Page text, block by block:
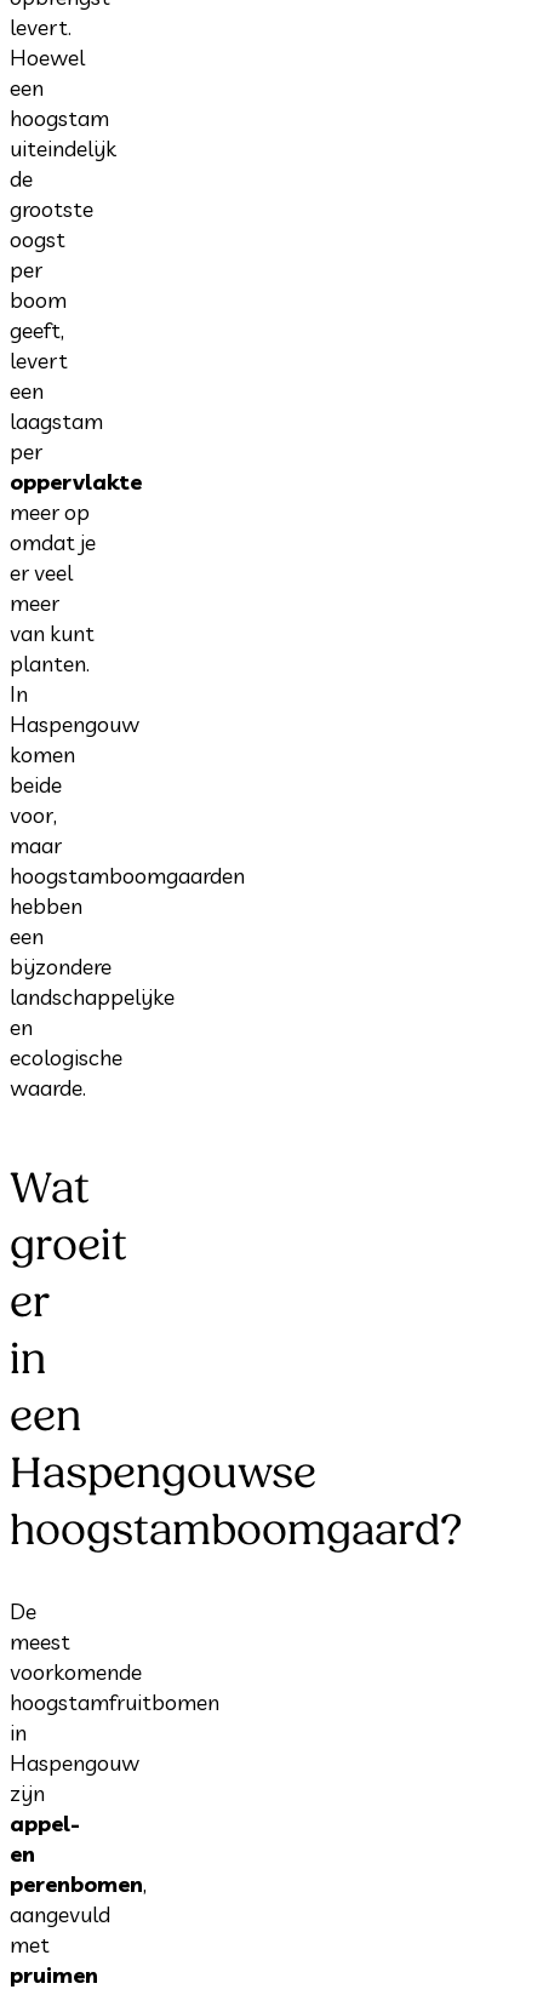
levert.
Hoewel
een
hoogstam
uiteindelijk
de
grootste
oogst
per
boom
geeft,
levert
een
laagstam
per
oppervlakte
meer op
omdat je
er veel
meer
van kunt
planten.
In
Haspengouw
komen
beide
voor,
maar
hoogstamboomgaarden
hebben
een
bijzondere
landschappelijke
en
ecologische
waarde.
Wat
groeit
er
in
een
Haspengouwse
hoogstamboomgaard?
De
meest
voorkomende
hoogstamfruitbomen
in
Haspengouw
zijn
appel-
en
perenbomen,
aangevuld
met
pruimen